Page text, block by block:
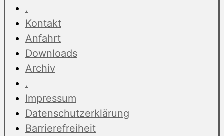
.
Kontakt
Anfahrt
Downloads
Archiv
.
Impressum
Datenschutzerklärung
Barrierefreiheit